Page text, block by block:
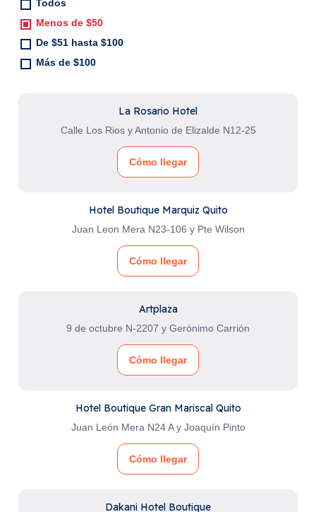
Todos
Menos de $50
De $51 hasta $100
Más de $100
La Rosario Hotel
Calle Los Rios y Antonio de Elizalde N12-25
Cómo llegar
Hotel Boutique Marquiz Quito
Juan Leon Mera N23-106 y Pte Wilson
Cómo llegar
Artplaza
9 de octubre N-2207 y Gerónimo Carrión
Cómo llegar
Hotel Boutique Gran Mariscal Quito
Juan León Mera N24 A y Joaquín Pinto
Cómo llegar
Dakani Hotel Boutique